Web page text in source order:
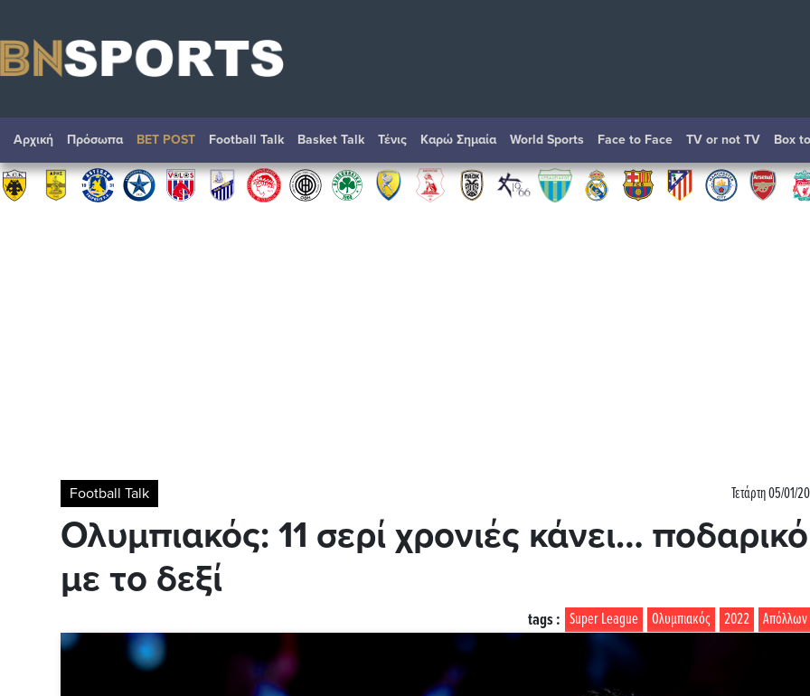
Αρχική Πρόσωπα BET POST Football Talk Basket Talk Τένις Καρώ Σημαία World Sports Face to Face TV or not TV Box
Football Talk Τετάρτη 05/01/
Ολυμπιακός: 11 σερί χρονιές κάνει… ποδαρικό
με το δεξί
2022
Ολυμπιακός
Super League
tags :